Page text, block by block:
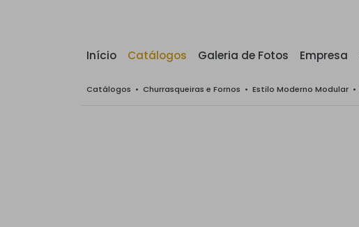
Início Catálogos Galeria de Fotos Empresa
Catálogos • Churrasqueiras e Fornos • Estilo Moderno Modular •